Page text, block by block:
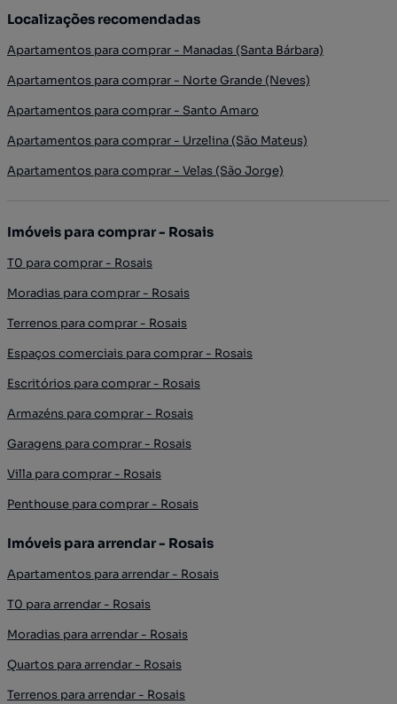
Localizações recomendadas
Apartamentos para comprar - Manadas (Santa Bárbara)
Apartamentos para comprar - Norte Grande (Neves)
Apartamentos para comprar - Santo Amaro
Apartamentos para comprar - Urzelina (São Mateus)
Apartamentos para comprar - Velas (São Jorge)
Imóveis para comprar - Rosais
T0 para comprar - Rosais
Moradias para comprar - Rosais
Terrenos para comprar - Rosais
Espaços comerciais para comprar - Rosais
Escritórios para comprar - Rosais
Armazéns para comprar - Rosais
Garagens para comprar - Rosais
Villa para comprar - Rosais
Penthouse para comprar - Rosais
Imóveis para arrendar - Rosais
Apartamentos para arrendar - Rosais
T0 para arrendar - Rosais
Moradias para arrendar - Rosais
Quartos para arrendar - Rosais
Terrenos para arrendar - Rosais